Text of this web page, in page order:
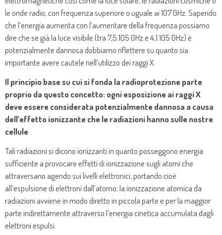
le onde radio, con frequenza superiore o uguale ai 107 GHz. Sapendo
che l’energia aumenta con l’aumentare della frequenza possiamo
dire che se già la luce visibile (tra 7,5.105 GHz e 4,1.105 GHz) è
potenzialmente dannosa dobbiamo riflettere su quanto sia
importante avere cautele nell’utilizzo dei raggi X.
Il principio base su cui si fonda la radioprotezione parte
proprio da questo concetto: ogni esposizione ai raggi X
deve essere considerata potenzialmente dannosa a causa
dell’effetto ionizzante che le radiazioni hanno sulle nostre
cellule
Tali radiazioni si dicono ionizzanti in quanto posseggono energia
sufficiente a provocare effetti di ionizzazione sugli atomi che
attraversano agendo sui livelli elettronici, portando cioè
all’espulsione di elettroni dall’atomo; la ionizzazione atomica da
radiazioni avviene in modo diretto in piccola parte e per la maggior
parte indirettamente attraverso l’energia cinetica accumulata dagli
elettroni espulsi.